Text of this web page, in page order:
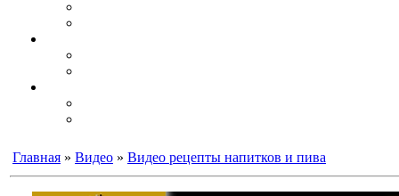
Главная » Видео » Видео рецепты напитков и пива